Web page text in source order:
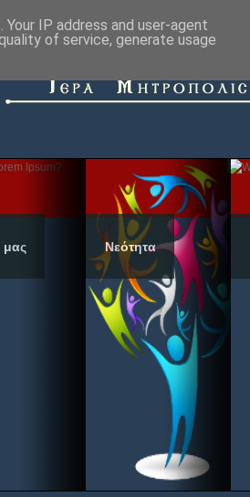
μας Νεότητα
IP address and user-agent
of service, generate usage